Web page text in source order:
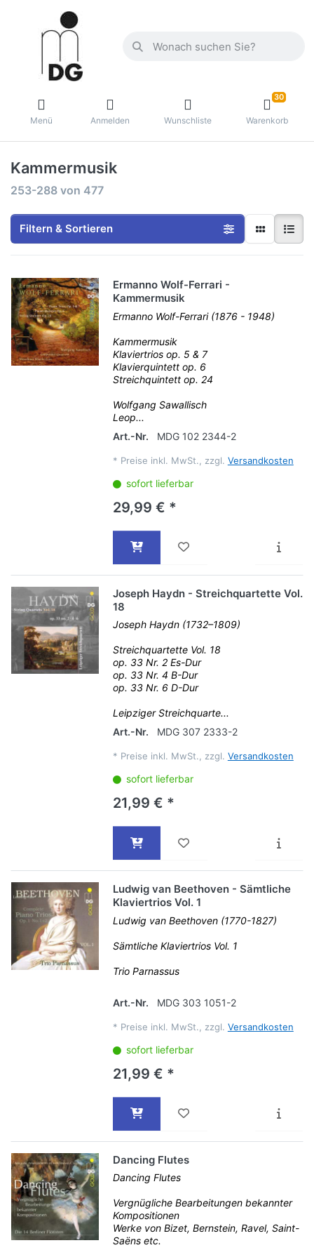
Menü Anmelden Wunschliste
30
Warenkorb
Kammermusik
253-288 von 477
Filtern & Sortieren
Ermanno Wolf-Ferrari -
Kammermusik
Ermanno Wolf-Ferrari (1876 - 1948)
Kammermusik
Klaviertrios op. 5 & 7
Klavierquintett op. 6
Streichquintett op. 24
Wolfgang Sawallisch
Leop...
Art.-Nr.
MDG 102 2344-2
* Preise inkl. MwSt., zzgl. Versandkosten
sofort lieferbar
29,99 € *
Joseph Haydn - Streichquartette Vol.
18
Joseph Haydn (1732–1809)
Streichquartette Vol. 18
op. 33 Nr. 2 Es-Dur
op. 33 Nr. 4 B-Dur
op. 33 Nr. 6 D-Dur
Leipziger Streichquarte...
Art.-Nr.
MDG 307 2333-2
* Preise inkl. MwSt., zzgl. Versandkosten
sofort lieferbar
21,99 € *
Ludwig van Beethoven - Sämtliche
Klaviertrios Vol. 1
Ludwig van Beethoven (1770-1827)
Sämtliche Klaviertrios Vol. 1
Trio Parnassus
Art.-Nr. MDG 303 1051-2
* Preise inkl. MwSt., zzgl. Versandkosten
sofort lieferbar
21,99 € *
Dancing Flutes
Dancing Flutes
Vergnügliche Bearbeitungen bekannter
Kompositionen
Werke von Bizet, Bernstein, Ravel, Saint-
Saëns etc.